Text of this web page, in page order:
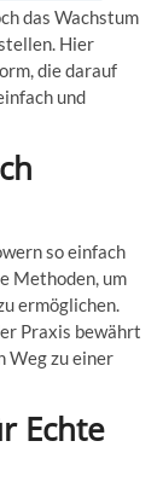
das Wachstum
Hier
die darauf
und
so einfach
Methoden, um
ermöglichen.
Praxis bewährt
Weg zu einer
Echte